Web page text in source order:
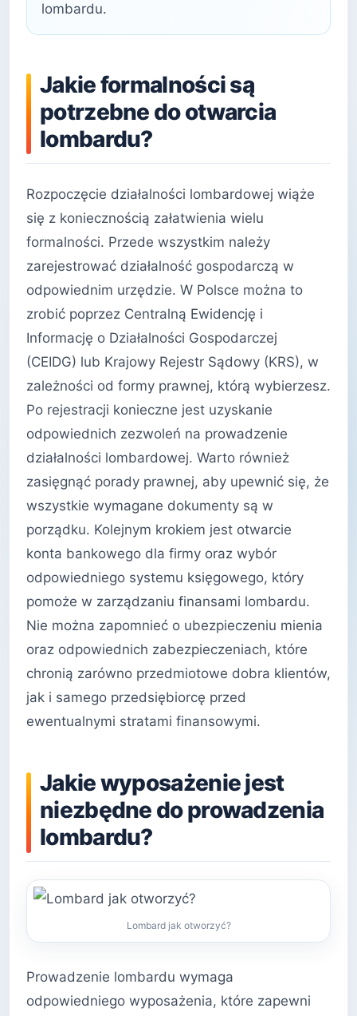
lombardu.
Jakie formalności są
potrzebne do otwarcia
lombardu?
Rozpoczęcie działalności lombardowej wiąże
się z koniecznością załatwienia wielu
formalności. Przede wszystkim należy
zarejestrować działalność gospodarczą w
odpowiednim urzędzie. W Polsce można to
zrobić poprzez Centralną Ewidencję i
Informację o Działalności Gospodarczej
(CEIDG) lub Krajowy Rejestr Sądowy (KRS), w
zależności od formy prawnej, którą wybierzesz.
Po rejestracji konieczne jest uzyskanie
odpowiednich zezwoleń na prowadzenie
działalności lombardowej. Warto również
zasięgnąć porady prawnej, aby upewnić się, że
wszystkie wymagane dokumenty są w
porządku. Kolejnym krokiem jest otwarcie
konta bankowego dla firmy oraz wybór
odpowiedniego systemu księgowego, który
pomoże w zarządzaniu finansami lombardu.
Nie można zapomnieć o ubezpieczeniu mienia
oraz odpowiednich zabezpieczeniach, które
chronią zarówno przedmiotowe dobra klientów,
jak i samego przedsiębiorcę przed
ewentualnymi stratami finansowymi.
Jakie wyposażenie jest
niezbędne do prowadzenia
lombardu?
Lombard jak otworzyć?
Prowadzenie lombardu wymaga
odpowiedniego wyposażenia, które zapewni